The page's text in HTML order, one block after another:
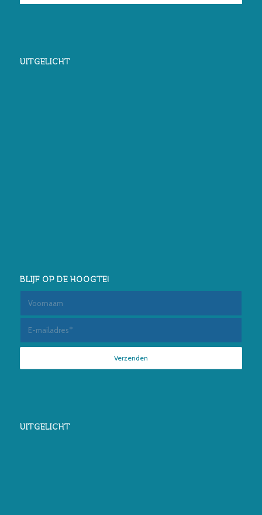
UITGELICHT
BLIJF OP DE HOOGTE!
UITGELICHT